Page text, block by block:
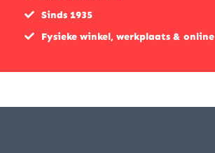
Sinds 1935
Fysieke winkel, werkplaats & online